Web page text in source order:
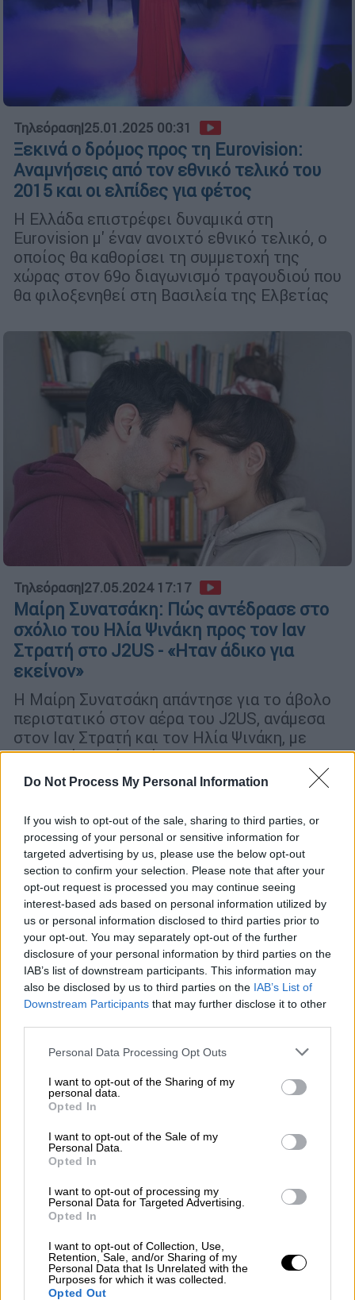
Do Not Process My Personal Information
If you wish to opt-out of the sale, sharing to third parties, or
processing of your personal or sensitive information for
targeted advertising by us, please use the below opt-out
section to confirm your selection. Please note that after your
opt-out request is processed you may continue seeing
interest-based ads based on personal information utilized by
us or personal information disclosed to third parties prior to
your opt-out. You may separately opt-out of the further
disclosure of your personal information by third parties on the
IAB’s list of downstream participants. This information may
also be disclosed by us to third parties on the IAB’s List of
Downstream Participants that may further disclose it to other
Please note that this website/app uses one or more Google
not limited to your visit or usage behaviour. You may click to
grant or deny consent to Google and its third-party tags to
use your data for below specified purposes in below Google
consent section.
Personal Data Processing Opt Outs
I want to opt-out of the Sharing of my
personal data.
Opted In
I want to opt-out of the Sale of my
Personal Data.
Opted In
I want to opt-out of processing my
Personal Data for Targeted Advertising.
Opted In
I want to opt-out of Collection, Use,
Retention, Sale, and/or Sharing of my
Personal Data that Is Unrelated with the
Purposes for which it was collected.
Opted Out
Τηλεόραση|25.01.2025 00:31
Ξεκινά ο δρόμος προς τη Eurovision:
Αναμνήσεις από τον εθνικό τελικό του
2015 και οι ελπίδες για φέτος
Η Ελλάδα επιστρέφει δυναμικά στη
Eurovision μ' έναν ανοιχτό εθνικό τελικό, ο
οποίος θα καθορίσει τη συμμετοχή της
χώρας στον 69ο διαγωνισμό τραγουδιού που
θα φιλοξενηθεί στη Βασιλεία της Ελβετίας
Τηλεόραση|27.05.2024 17:17
Μαίρη Συνατσάκη: Πώς αντέδρασε στο
σχόλιο του Ηλία Ψινάκη προς τον Ιαν
Στρατή στο J2US - «Ηταν άδικο για
εκείνον»
Η Μαίρη Συνατσάκη απάντησε για το άβολο
περιστατικό στον αέρα του J2US, ανάμεσα
στον Ιαν Στρατή και τον Ηλία Ψινάκη, με
αναφορά στο όνομά της
Lifestyle|28.04.2024 15:36
«Είναι προφανές ότι αν ο στόχος μου
ήταν τα ρουχαλάκια μου, έπρεπε να
μείνω σιωπηλή»
Μέσα από την ανάρτησή της επιμένει για
κατά της Κατερίνας Λιόλιου και τονίζει πως
αν ήθελε να πουλήσει τα ρούχα της, όπως
εκείνος υποστήριξε, θα επιδίωκε την εύνοιά
του, μιας και έχει μεγάλη επιρροή σε θέματα
Lifestyle